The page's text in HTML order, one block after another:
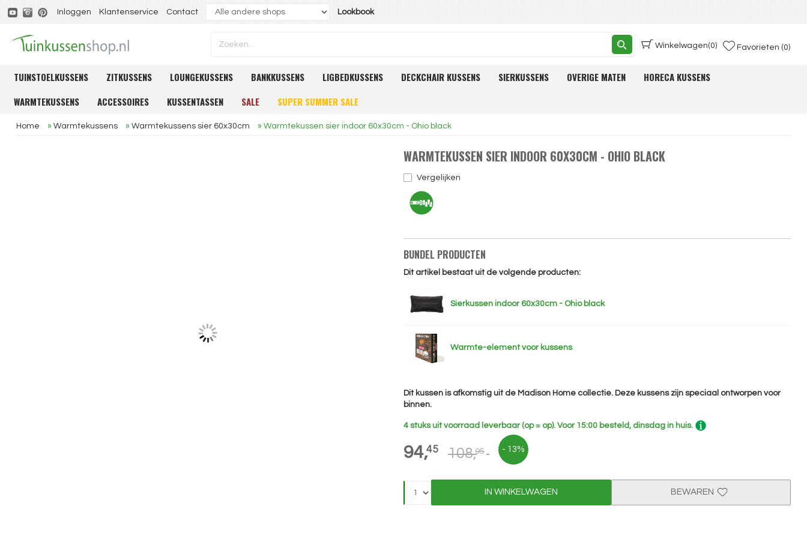
Inloggen Klantenservice Contact Lookbook
Winkelwagen(0) Favorieten (0)
TUINSTOELKUSSENS ZITKUSSENS LOUNGEKUSSENS BANKKUSSENS LIGBEDKUSSENS DECKCHAIR KUSSENS SIERKUSSENS OVERIGE MATEN
HORECA KUSSENS
WARMTEKUSSENS
ACCESSOIRES KUSSENTASSEN SALE SUPER SUMMER SALE
Home » Warmtekussens » Warmtekussens sier 60x30cm » Warmtekussen sier indoor 60x30cm - Ohio black
WARMTEKUSSEN SIER INDOOR 60X30CM - OHIO BLACK
Vergelijken
BUNDEL PRODUCTEN
Dit artikel bestaat uit de volgende producten:
Sierkussen indoor 60x30cm - Ohio black
Warmte-element voor kussens
Dit kussen is afkomstig uit de Madison Home collectie. Deze kussens zijn speciaal ontworpen voor
binnen.
4 stuks uit voorraad leverbaar (op = op). Voor 15:00 besteld, dinsdag in huis.
94,45 108,95 - 13%
IN WINKELWAGEN BEWAREN